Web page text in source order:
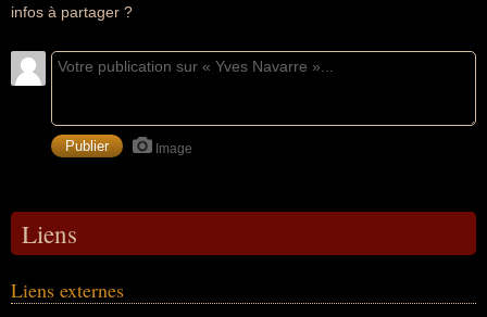
infos à partager ?
Image
Liens
Liens externes